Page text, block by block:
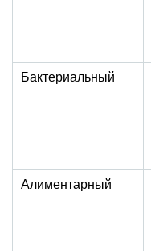
Бактериальный
Алиментарный